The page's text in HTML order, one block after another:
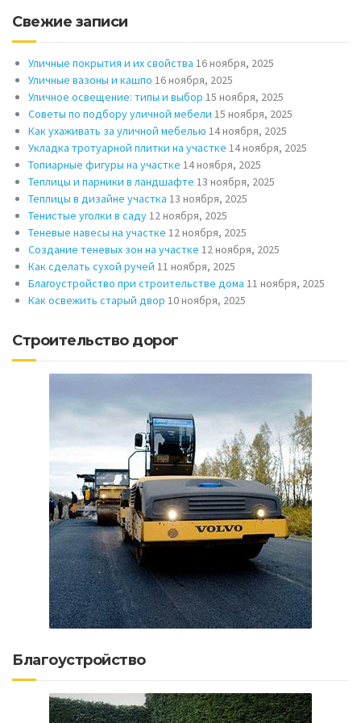
Свежие записи
Уличные покрытия и их свойства 16 ноября, 2025
Уличные вазоны и кашпо 16 ноября, 2025
Уличное освещение: типы и выбор 15 ноября, 2025
Советы по подбору уличной мебели 15 ноября, 2025
Как ухаживать за уличной мебелью 14 ноября, 2025
Укладка тротуарной плитки на участке 14 ноября, 2025
Топиарные фигуры на участке 14 ноября, 2025
Теплицы и парники в ландшафте 13 ноября, 2025
Теплицы в дизайне участка 13 ноября, 2025
Тенистые уголки в саду12 ноября, 2025
Теневые навесы на участке 12 ноября, 2025
Создание теневых зон на участке 12 ноября, 2025
Как сделать сухой ручей 11 ноября, 2025
Благоустройство при строительстве дома 11 ноября, 2025
Как освежить старый двор 10 ноября, 2025
Строительство дорог
Благоустройство